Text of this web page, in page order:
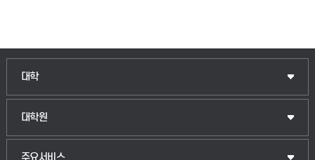
대학
인문융합공공인재학부
법경영학부
대학원
일반대학원
산업대학원
주요서비스
입학안내